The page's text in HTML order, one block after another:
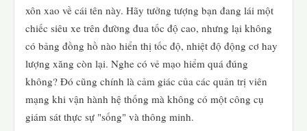
xôn xao về cái tên này. Hãy tưởng tượng bạn đang lái một
chiếc siêu xe trên đường đua tốc độ cao, nhưng lại không
có bảng đồng hồ nào hiển thị tốc độ, nhiệt độ động cơ hay
lượng xăng còn lại. Nghe có vẻ mạo hiểm quá đúng
không? Đó cũng chính là cảm giác của các quản trị viên
mạng khi vận hành hệ thống mà không có một công cụ
giám sát thực sự "sống" và thông minh.